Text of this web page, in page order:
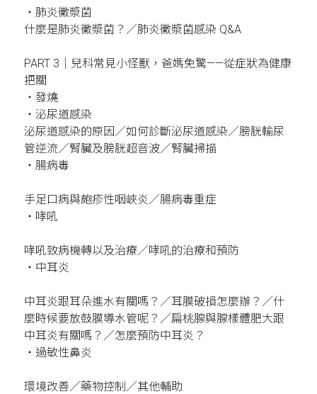
‧肺炎黴漿菌
什麼是肺炎黴漿菌？／肺炎黴漿菌感染 Q&A
PART 3｜兒科常見小怪獸，爸媽免驚——從症狀為健康
把關
‧發燒
‧泌尿道感染
泌尿道感染的原因／如何診斷泌尿道感染／膀胱輸尿
管逆流／腎臟及膀胱超音波／腎臟掃描
‧腸病毒
手足口病與皰疹性咽峽炎／腸病毒重症
‧哮吼
哮吼致病機轉以及治療／哮吼的治療和預防
‧中耳炎
中耳炎跟耳朵進水有關嗎？／耳膜破損怎麼辦？／什
麼時候要放鼓膜導水管呢？／扁桃腺與腺樣體肥大跟
中耳炎有關嗎？／怎麼預防中耳炎？
‧過敏性鼻炎
環境改善／藥物控制／其他輔助